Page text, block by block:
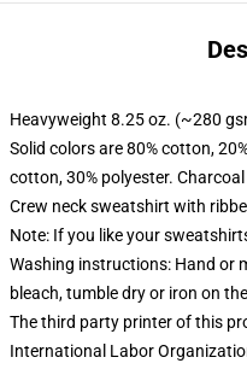
Heavyweight 8.25 oz. (~280
Solid colors are 80% cotton,
cotton, 30% polyester.
Crew neck sweatshirt with
Note: If you like your
Washing instructions: Hand or
bleach, tumble dry or iron on
The third party printer of this
International Labor